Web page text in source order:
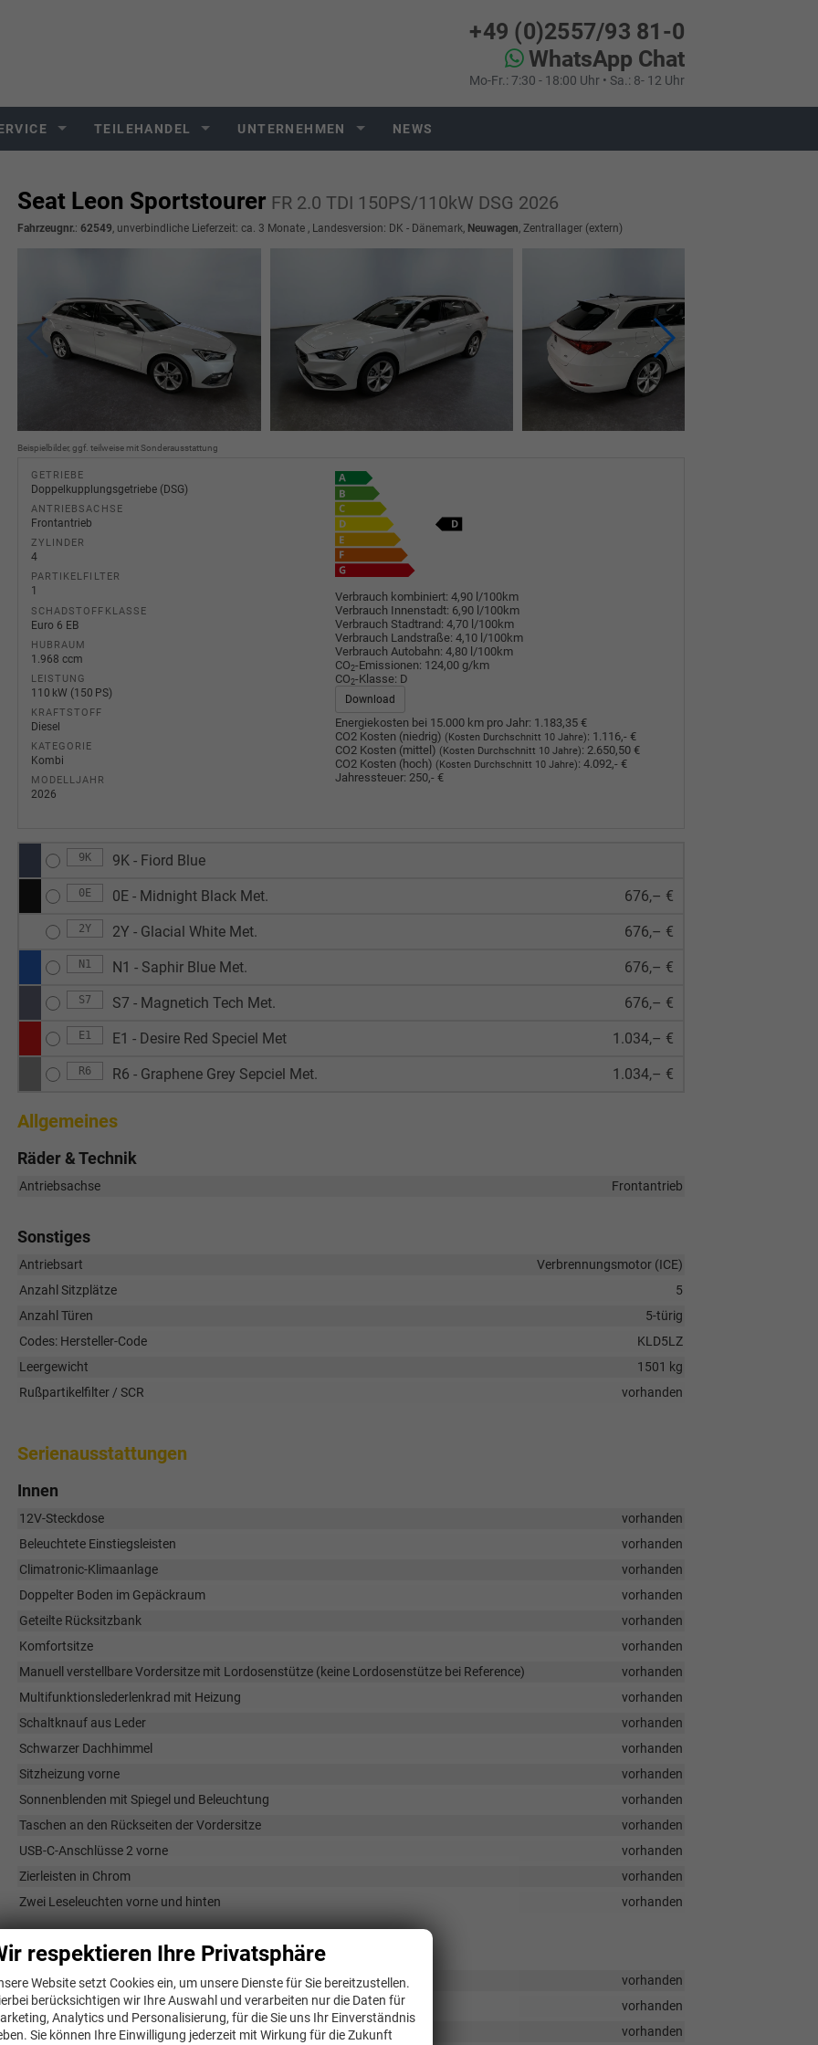
+49 (0)2557/93 81-0
WhatsApp Chat
Mo-Fr.: 7:30 - 18:00 Uhr • Sa.: 8- 12 Uhr
TEILEHANDEL UNTERNEHMEN NEWS
Seat Leon Sportstourer FR 2.0 TDI 150PS/110kW DSG 2026
Fahrzeugnr.: 62549, unverbindliche Lieferzeit: ca. 3 Monate , Landesversion: DK - Dänemark, Neuwagen, Zentrallager (extern)
Beispielbilder, ggf. teilweise mit Sonderausstattung
GETRIEBE
Doppelkupplungsgetriebe (DSG)
ANTRIEBSACHSE
Frontantrieb
ZYLINDER
4
PARTIKELFILTER
1
SCHADSTOFFKLASSE
Euro 6 EB
HUBRAUM
1.968 ccm
LEISTUNG
110 kW (150 PS)
KRAFTSTOFF
Diesel
KATEGORIE
Kombi
MODELLJAHR
2026
Verbrauch kombiniert: 4,90 l/100km
Verbrauch Innenstadt: 6,90 l/100km
Verbrauch Stadtrand: 4,70 l/100km
Verbrauch Landstraße: 4,10 l/100km
Verbrauch Autobahn: 4,80 l/100km
CO2-Emissionen: 124,00 g/km
CO2-Klasse: D
Download
Energiekosten bei 15.000 km pro Jahr: 1.183,35 €
CO2 Kosten (niedrig) (Kosten Durchschnitt 10 Jahre): 1.116,- €
CO2 Kosten (mittel) (Kosten Durchschnitt 10 Jahre): 2.650,50 €
CO2 Kosten (hoch) (Kosten Durchschnitt 10 Jahre): 4.092,- €
Jahressteuer: 250,- €
9K 9K - Fiord Blue
0E 0E - Midnight Black Met. 676,– €
2Y 2Y - Glacial White Met. 676,– €
N1 N1 - Saphir Blue Met. 676,– €
S7 S7 - Magnetich Tech Met. 676,– €
E1 E1 - Desire Red Speciel Met 1.034,– €
R6 R6 - Graphene Grey Sepciel Met. 1.034,– €
Allgemeines
Räder & Technik
Antriebsachse Frontantrieb
Sonstiges
Antriebsart
Verbrennungsmotor (ICE)
Anzahl Sitzplätze
5
Anzahl Türen
5-türig
Codes: Hersteller-Code
KLD5LZ
Leergewicht
1501 kg
Rußpartikelfilter / SCR
vorhanden
Serienausstattungen
Innen
12V-Steckdose
vorhanden
Beleuchtete Einstiegsleisten
vorhanden
Climatronic-Klimaanlage
vorhanden
Doppelter Boden im Gepäckraum
vorhanden
Geteilte Rücksitzbank
vorhanden
Komfortsitze
vorhanden
Manuell verstellbare Vordersitze mit Lordosenstütze (keine Lordosenstütze bei Reference)
vorhanden
Multifunktionslederlenkrad mit Heizung
vorhanden
Schaltknauf aus Leder
vorhanden
Schwarzer Dachhimmel
vorhanden
Sitzheizung vorne
vorhanden
Sonnenblenden mit Spiegel und Beleuchtung
vorhanden
Taschen an den Rückseiten der Vordersitze
vorhanden
USB-C-Anschlüsse 2 vorne
vorhanden
Zierleisten in Chrom
vorhanden
Zwei Leseleuchten vorne und hinten
vorhanden
Infotainment & Kommunikation
6 Lautsprecher
vorhanden
Bluetooth
vorhanden
SEAT Digitales Cockpit
vorhanden
respektieren Ihre Privatsphäre
Website setzt Cookies ein, um unsere Dienste für Sie bereitzustellen.
berücksichtigen wir Ihre Auswahl und verarbeiten nur die Daten für
Analytics und Personalisierung, für die Sie uns Ihr Einverständnis
Sie können Ihre Einwilligung jederzeit mit Wirkung für die Zukunft